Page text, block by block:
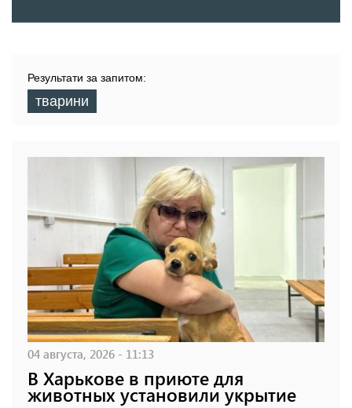
Результати за запитом:
тварини
04 августа, 2026 - 11:13
В Харькове в приюте для
животных установили укрытие